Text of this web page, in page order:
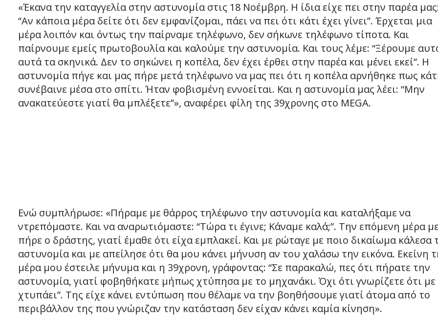
«Έκανα την καταγγελία στην αστυνομία στις 18 Νοέμβρη. Η ίδια είχε πει στην παρέα
“Αν κάποια μέρα δείτε ότι δεν εμφανίζομαι, πάει να πει ότι κάτι έχει γίνει”. Έρχεται μια
μέρα λοιπόν και όντως την παίρναμε τηλέφωνο, δεν σήκωνε τηλέφωνο τίποτα. Και
παίρνουμε εμείς πρωτοβουλία και καλούμε την αστυνομία. Και τους λέμε: “Ξέρουμε
αυτά τα σκηνικά. Δεν το σηκώνει η κοπέλα, δεν έχει έρθει στην παρέα και μένει εκεί”. Η
αστυνομία πήγε και μας πήρε μετά τηλέφωνο να μας πει ότι η κοπέλα αρνήθηκε πως
συνέβαινε μέσα στο σπίτι. Ήταν φοβισμένη εννοείται. Και η αστυνομία μας λέει: “Μην
ανακατεύεστε γιατί θα μπλέξετε”», αναφέρει φίλη της 39χρονης στο MEGA.
Ενώ συμπλήρωσε: «Πήραμε με θάρρος τηλέφωνο την αστυνομία και καταλήξαμε να
ντρεπόμαστε. Και να αναρωτιόμαστε: “Τώρα τι έγινε; Κάναμε καλά;”. Την επόμενη μέρα με
πήρε ο δράστης, γιατί έμαθε ότι είχα εμπλακεί. Και με ρώταγε με ποιο δικαίωμα κάλεσα
αστυνομία και με απείλησε ότι θα μου κάνει μήνυση αν του χαλάσω την εικόνα. Εκείνη
μέρα μου έστειλε μήνυμα και η 39χρονη, γράφοντας: “Σε παρακαλώ, πες ότι πήρατε την
αστυνομία, γιατί φοβηθήκατε μήπως χτύπησα με το μηχανάκι. Όχι ότι γνωρίζετε ότι με
χτυπάει”. Της είχε κάνει εντύπωση που θέλαμε να την βοηθήσουμε γιατί άτομα από το
περιβάλλον της που γνώριζαν την κατάσταση δεν είχαν κάνει καμία κίνηση».